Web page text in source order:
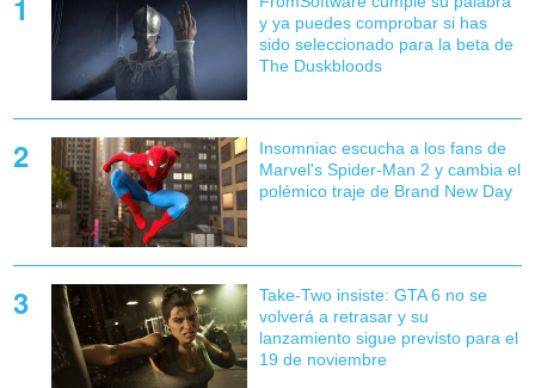
y ya puedes comprobar si has
sido seleccionado para la beta de
The Duskbloods
Insomniac escucha a los fans de
Marvel's Spider-Man 2 y cambia el
polémico traje de Brand New Day
Take-Two insiste: GTA 6 no se
volverá a retrasar y su
lanzamiento sigue previsto para el
19 de noviembre